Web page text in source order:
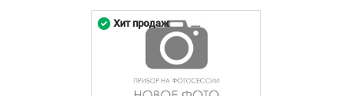
Хит продаж